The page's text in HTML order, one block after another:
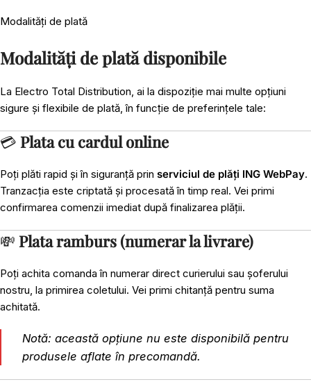
Modalități de plată
Modalități de plată disponibile
La Electro Total Distribution, ai la dispoziție mai multe opțiuni
sigure și flexibile de plată, în funcție de preferințele tale:
💳 Plata cu cardul online
Poți plăti rapid și în siguranță prin serviciul de plăți ING WebPay.
Tranzacția este criptată și procesată în timp real. Vei primi
confirmarea comenzii imediat după finalizarea plății.
💸 Plata ramburs (numerar la livrare)
Poți achita comanda în numerar direct curierului sau șoferului
nostru, la primirea coletului. Vei primi chitanță pentru suma
achitată.
Notă: această opțiune nu este disponibilă pentru
produsele aflate în precomandă.